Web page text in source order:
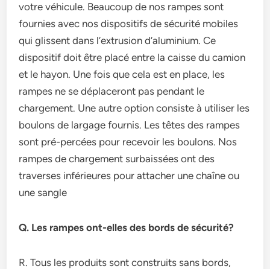
votre véhicule. Beaucoup de nos rampes sont
fournies avec nos dispositifs de sécurité mobiles
qui glissent dans l’extrusion d’aluminium. Ce
dispositif doit être placé entre la caisse du camion
et le hayon. Une fois que cela est en place, les
rampes ne se déplaceront pas pendant le
chargement. Une autre option consiste à utiliser les
boulons de largage fournis. Les têtes des rampes
sont pré-percées pour recevoir les boulons. Nos
rampes de chargement surbaissées ont des
traverses inférieures pour attacher une chaîne ou
une sangle
Q. Les rampes ont-elles des bords de sécurité?
R. Tous les produits sont construits sans bords,